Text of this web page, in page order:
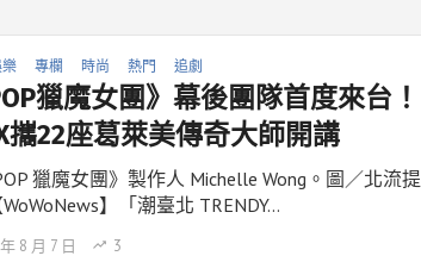
專欄 時尚 熱門 追劇
獵魔女團》幕後團隊首度來台！
攜22座葛萊美傳奇大師開講
獵魔女團》製作人 Michelle Wong。圖／北流提
】「潮臺北 TRENDY…
8 月 7 日 3